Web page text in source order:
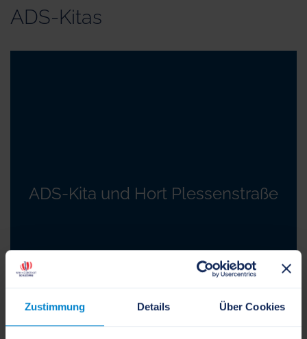
Zustimmung Details Über Cookies
ADS-Kitas
ADS-Kita und Hort Plessenstraße